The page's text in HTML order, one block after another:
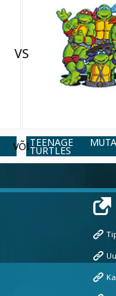
VS
VÕITEENAGE
TURTLES